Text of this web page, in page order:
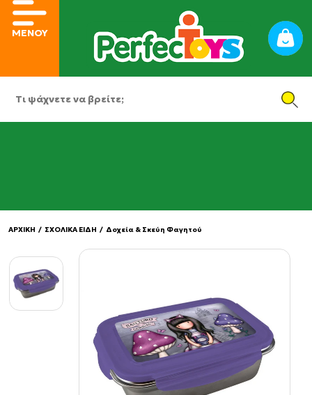
ΜΕΝΟΥ
ΑΡΧΙΚΗ / ΣΧΟΛΙΚΑ ΕΙΔΗ / Δοχεία & Σκεύη Φαγητού